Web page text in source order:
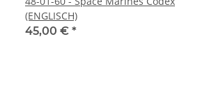
(ENGLISCH)
45,00 € *